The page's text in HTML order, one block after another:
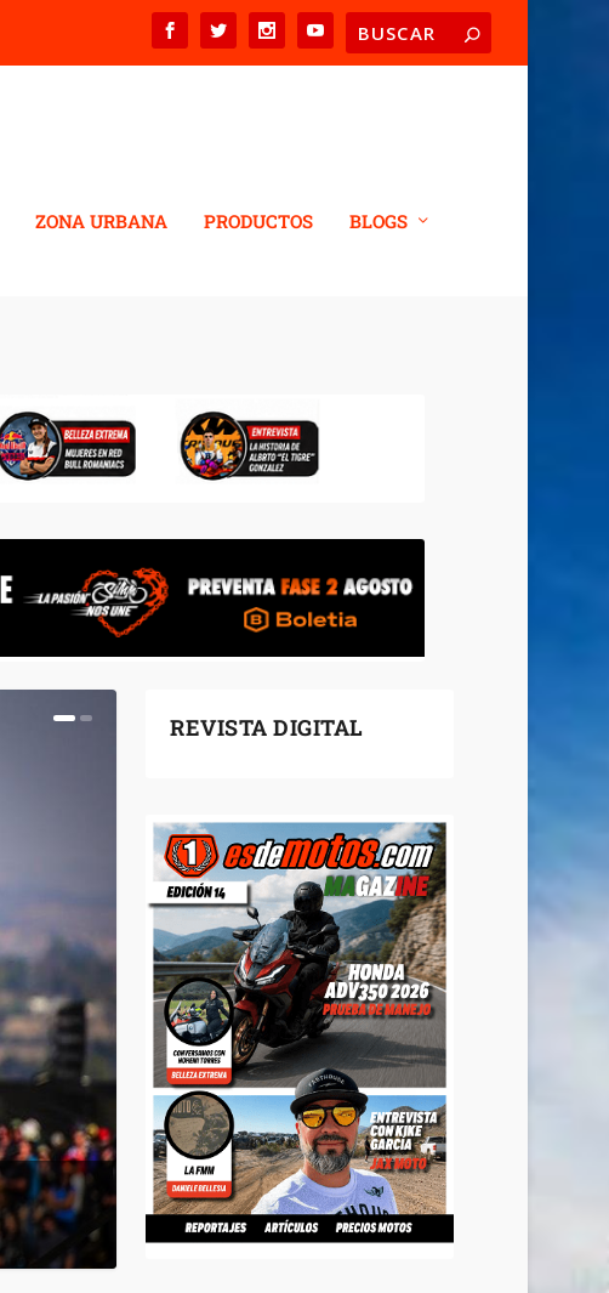
ZONA URBANA PRODUCTOS BLOGS
REVISTA DIGITAL